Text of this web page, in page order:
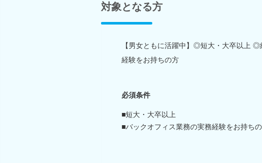
対象となる方
【男女ともに活躍中】◎短大・大卒以上
経験をお持ちの方
必須条件
■短大・大卒以上
■バックオフィス業務の実務経験をお持ち